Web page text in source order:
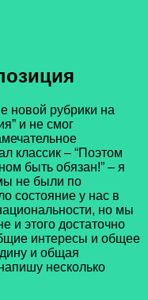
новой рубрики на
и не смог
классик – “Поэтом
быть обязан!” – я
не были по
состояние у нас в
но мы
и этого достаточно
интересы и общее
и общая
несколько